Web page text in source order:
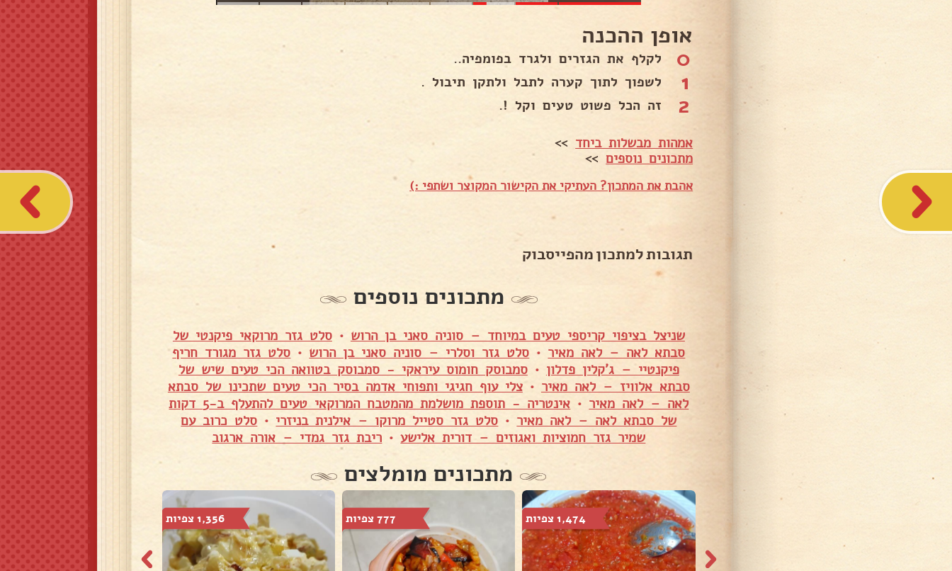
אופן ההכנה
0 לקלף את הגזרים ולגרד בפומפיה..
1 לשפוך לתוך קערה לתבל ולתקן תיבול .
2 זה הכל פשוט טעים וקל !.
אמהות מבשלות ביחד >>
מתכונים נוספים>>
אהבת את המתכון? העתיקי את הקישור המקוצר ושתפי :)
תגובות למתכון מהפייסבוק
מתכונים נוספים
שניצל בציפוי קריספי טעים במיוחד – סוניה סאני בן הרוש •סלט גזר מרוקאי פיקנטי של
סבתא לאה – לאה מאיר • סלט גזר וסלרי – סוניה סאני בן הרוש • סלט גזר מגורד חריף
פיקנטיי – ג'קלין פדלון •סמבוסק חומוס עיראקי - סמבוסק בטוואה הכי טעים שיש של
סבתא אלוויז – לאה מאיר •צלי עוף חגיגי ותפוחי אדמה בסיר הכי טעים שתכינו של סבתא
לאה – לאה מאיר •
אינטריה - תוספת מושלמת מהמטבח המרוקאי טעים להתעלף ב-5 דקות
של סבתא לאה – לאה מאיר • סלט גזר סטייל מרוקו – אילנית בניזרי • סלט כרוב עם
שמיר גזר חמוציות ואגוזים – דורית אלישע• ריבת גזר גמדי – אורה ארגוב
מתכונים מומלצים
1,474 צפיות 777 צפיות 1,356 צפיות